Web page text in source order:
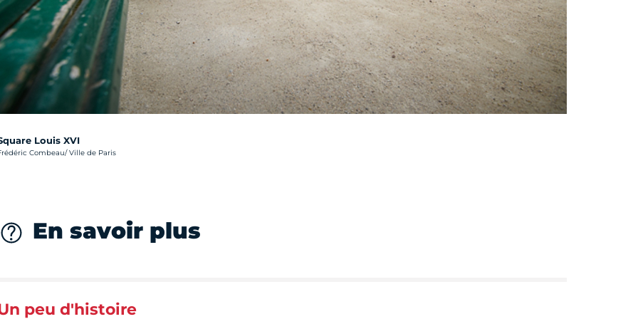
Louis XVI
photo :
Combeau/ Ville de Paris
En savoir plus
peu d'histoire